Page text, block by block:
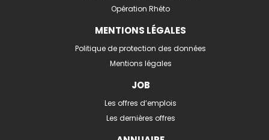
Opération Rhéto
MENTIONS LÉGALES
Politique de protection des données
Mentions légales
JOB
Les offres d’emplois
Les dernières offres